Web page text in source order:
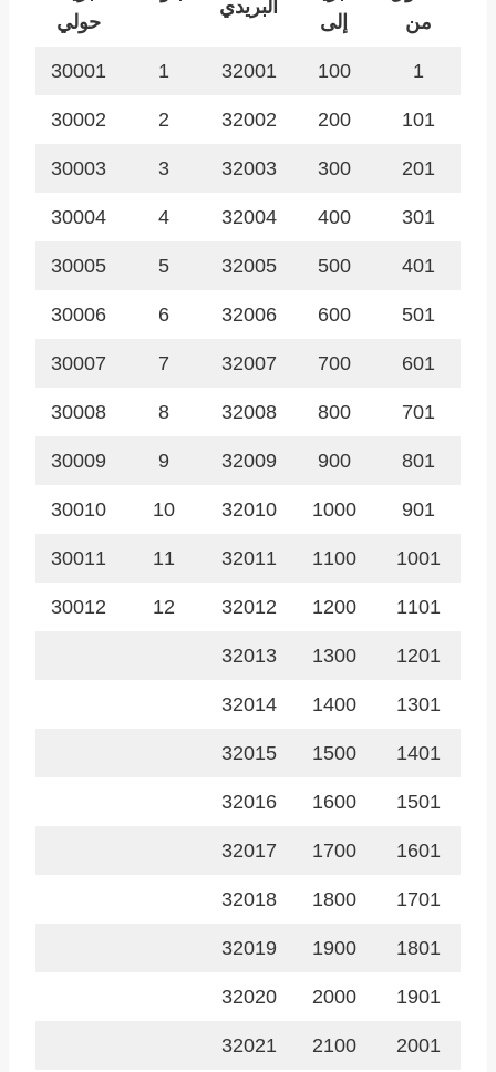
من
إلى
البريدي
حولي
1
100
32001
1
30001
101
200
32002
2
30002
201
300
32003
3
30003
301
400
32004
4
30004
401
500
32005
5
30005
501
600
32006
6
30006
601
700
32007
7
30007
701
800
32008
8
30008
801
900
32009
9
30009
901
1000
32010
10
30010
1001
1100
32011
11
30011
1101
1200
32012
12
30012
1201
1300
32013
1301
1400
32014
1401
1500
32015
1501
1600
32016
1601
1700
32017
1701
1800
32018
1801
1900
32019
1901
2000
32020
2001
2100
32021